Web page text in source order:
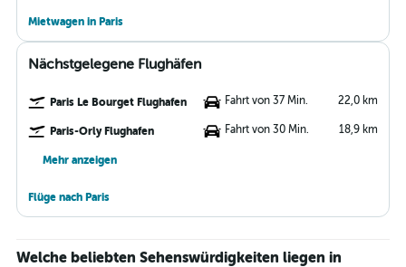
Mietwagen in Paris
Nächstgelegene Flughäfen
Paris Le Bourget Flughafen Fahrt von 37 Min. 22,0 km
Paris-Orly Flughafen Fahrt von 30 Min. 18,9 km
Mehr anzeigen
Flüge nach Paris
Welche beliebten Sehenswürdigkeiten liegen in